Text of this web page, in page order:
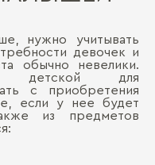
нужно учитывать
девочек и
обычно невелики.
детской для
с приобретения
если у нее будет
из предметов